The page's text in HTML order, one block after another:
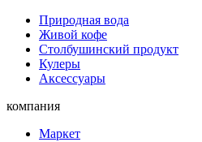
Природная вода
Живой кофе
Столбушинский продукт
Кулеры
Аксессуары
компания
Маркет